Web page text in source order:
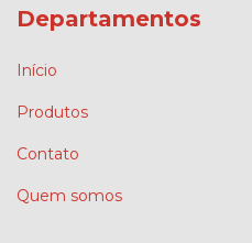
Departamentos
Início
Produtos
Contato
Quem somos